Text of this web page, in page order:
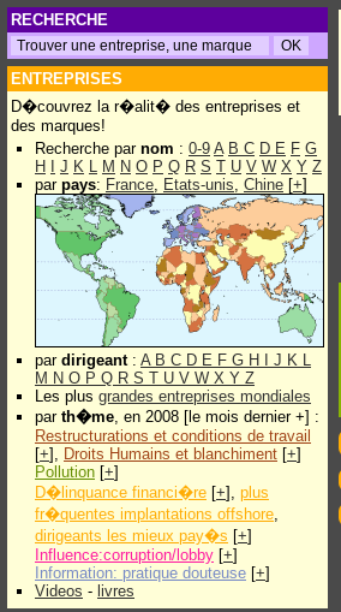
RECHERCHE
ENTREPRISES
D�couvrez la r�alit� des entreprises et
des marques!
Recherche par nom : 0-9 A B C D E F G
H
J K L M N O P Q R S T U V W X Y Z
par pays: France, Etats-unis, Chine [+]
par dirigeant: A B C D E F G H J K L
M N O P Q R S T U V W X Y Z
Les plus grandes entreprises mondiales
par th�me, en 2008 [le mois dernier +] :
Restructurations et conditions de travail
[+], Droits Humains et blanchiment [+]
Pollution [+]
D�linquance financi�re [+], plus
fr�quentes implantations offshore,
dirigeants les mieux pay�s [+]
Influence:corruption/lobby [+]
Information: pratique douteuse [+]
Videos - livres